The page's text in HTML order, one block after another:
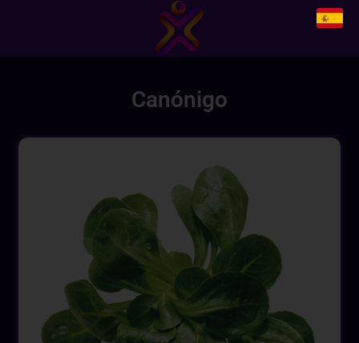
Canónigo